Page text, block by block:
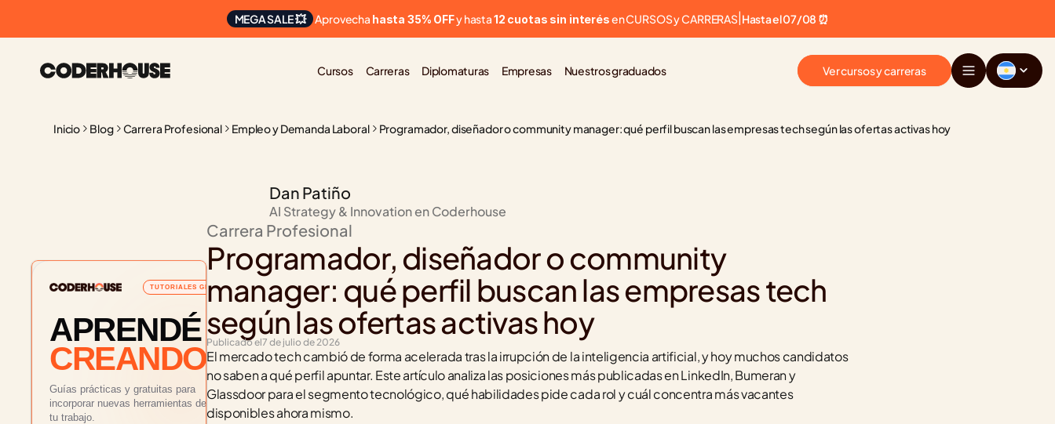
MEGA SALE 💥 Aprovecha hasta 35% OFF y hasta 12 cuotas sin interés en CURSOS y CARRERAS| Hasta el 07/08 ⏰
Cursos Carreras Diplomaturas Empresas Nuestros graduados Ver cursos y carreras
Inicio Blog Carrera Profesional Empleo y Demanda Laboral Programador, diseñador o community manager: qué perfil buscan las empresas tech según las ofertas activas hoy
TUTORIALES GRATUITOS
APRENDÉ
CREANDO
Guías prácticas y gratuitas para
incorporar nuevas herramientas de IA a
tu trabajo.
Dan Patiño
AI Strategy & Innovation en Coderhouse
Carrera Profesional
Programador, diseñador o community
manager: qué perfil buscan las empresas tech
según las ofertas activas hoy
Publicado el7 de julio de 2026
El mercado tech cambió de forma acelerada tras la irrupción de la inteligencia artificial, y hoy muchos candidatos
no saben a qué perfil apuntar. Este artículo analiza las posiciones más publicadas en LinkedIn, Bumeran y
Glassdoor para el segmento tecnológico, qué habilidades pide cada rol y cuál concentra más vacantes
disponibles ahora mismo.